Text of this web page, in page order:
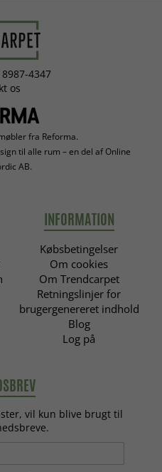
4347
os
fra Reforma.
til alle rum – en del af Online
AB.
INFORMATION
Købsbetingelser
Om cookies
Om Trendcarpet
Retningslinjer for
brugergenereret indhold
Blog
Log på
vil kun blive brugt til